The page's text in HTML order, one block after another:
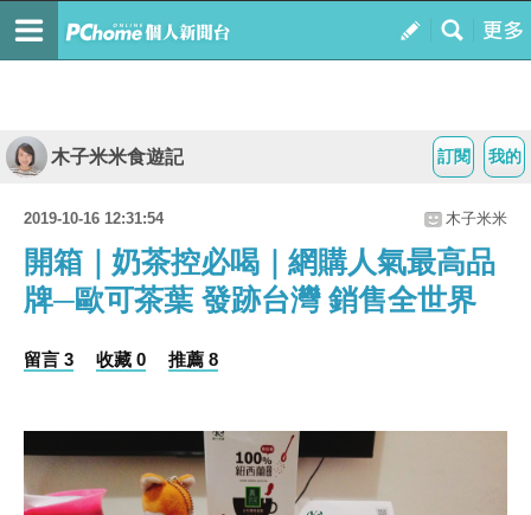
我的
訂閱
木子米米食遊記
2019-10-16 12:31:54 木子米米
開箱｜奶茶控必喝｜網購人氣最高品
牌─歐可茶葉 發跡台灣 銷售全世界
留言 3 收藏 0 推薦 8